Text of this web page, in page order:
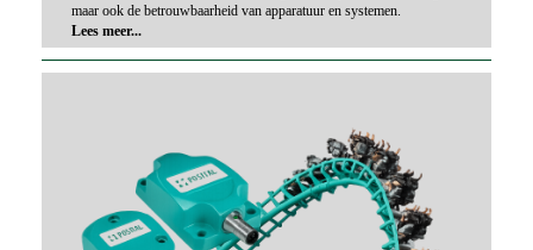
maar ook de betrouwbaarheid van apparatuur en systemen.
Lees meer...